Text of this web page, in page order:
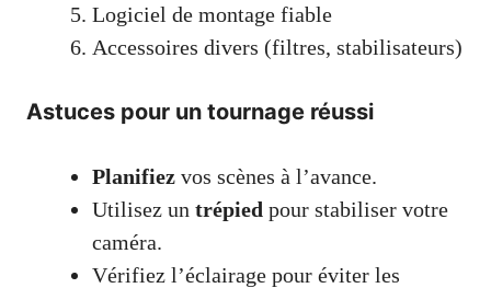
Logiciel de montage fiable
Accessoires divers (filtres, stabilisateurs)
Astuces pour un tournage réussi
Planifiez vos scènes à l’avance.
Utilisez un trépied pour stabiliser votre
caméra.
Vérifiez l’éclairage pour éviter les